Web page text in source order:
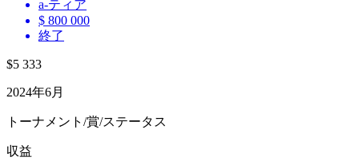
a-ティア
$ 800 000
終了
$5 333
2024年6月
トーナメント/賞/ステータス
収益